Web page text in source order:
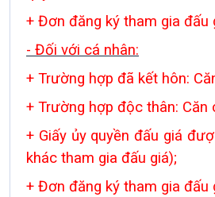
+ Đơn đăng ký tham gia đấu
- Đối với cá nhân:
+ Trường hợp đã kết hôn:
+ Trường hợp độc thân:
+ Giấy ủy quyền đấu giá
khác tham gia đấu giá);
+ Đơn đăng ký tham gia đấu